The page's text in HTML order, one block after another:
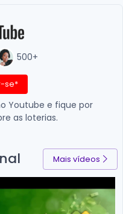
500+
se*
Youtube e fique por
as loterias.
Mais vídeos